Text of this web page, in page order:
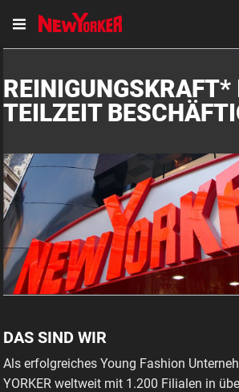
REINIGUNGSKRAFT*
TEILZEIT
DAS SIND WIR
Als erfolgreiches Young Fashion
YORKER weltweit mit 1.200 Filialen in